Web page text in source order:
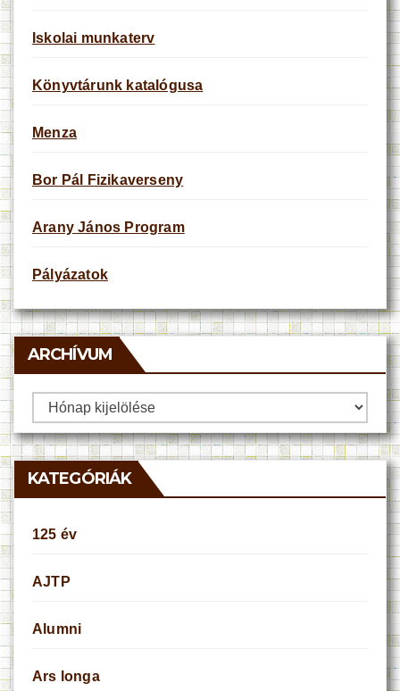
Iskolai munkaterv
Könyvtárunk katalógusa
Menza
Bor Pál Fizikaverseny
Arany János Program
Pályázatok
ARCHÍVUM
Archívum
KATEGÓRIÁK
125 év
AJTP
Alumni
Ars longa